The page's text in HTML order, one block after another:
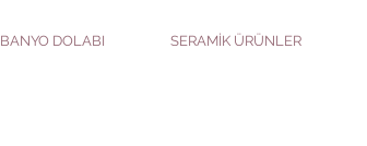
BANYO DOLABI SERAMİK ÜRÜNLER